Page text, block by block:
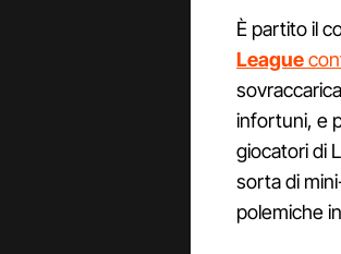
È partito il
League
infortuni, e
giocatori di
sorta di
polemiche